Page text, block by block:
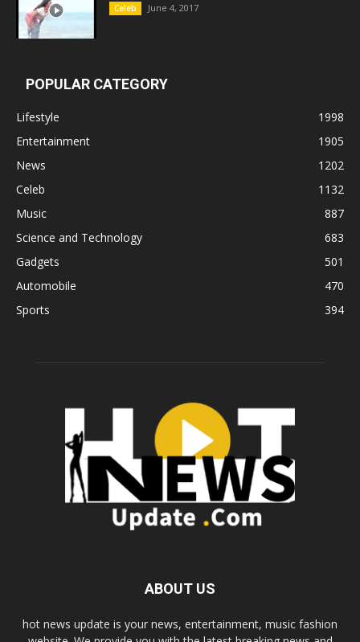
Celeb June 4, 2017
POPULAR CATEGORY
Lifestyle
1998
Entertainment
1905
News
1202
Celeb
1132
Music
887
Science and Technology
683
Gadgets
501
Automobile
470
Sports
394
ABOUT US
hot news update is your news, entertainment, music fashion